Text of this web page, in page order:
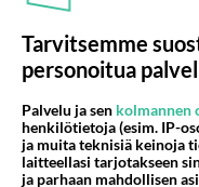
24
Viimeinen kausi
Oli kyllä sellainen
viimeinen kausi.
10.02.2013 01:08
Tarvitsemme
personoitua
Palvelu ja sen kolmannen
henkilötietoja (esim. IP-
ja muita teknisiä keinoja
laitteellasi tarjotakseen
ja parhaan mahdollisen